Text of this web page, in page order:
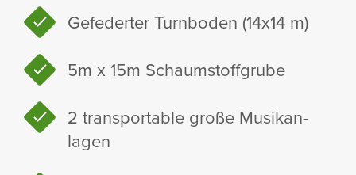
Gefe­derter Turn­boden (14x14 m)
5m x 15m Schaum­stoff­grube
2 trans­por­table große Musik­an­
lagen